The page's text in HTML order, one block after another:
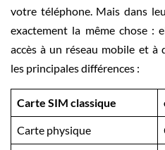
votre téléphone. Mais dans
exactement la même chose :
accès à un réseau mobile et à
les principales différences :
Carte SIM classique
Carte physique